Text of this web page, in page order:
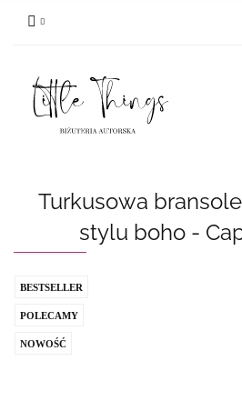
Turkusowa
stylu boho -
BESTSELLER
POLECAMY
NOWOŚĆ